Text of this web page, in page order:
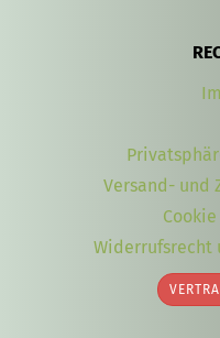
Versand- und
Widerrufsrecht